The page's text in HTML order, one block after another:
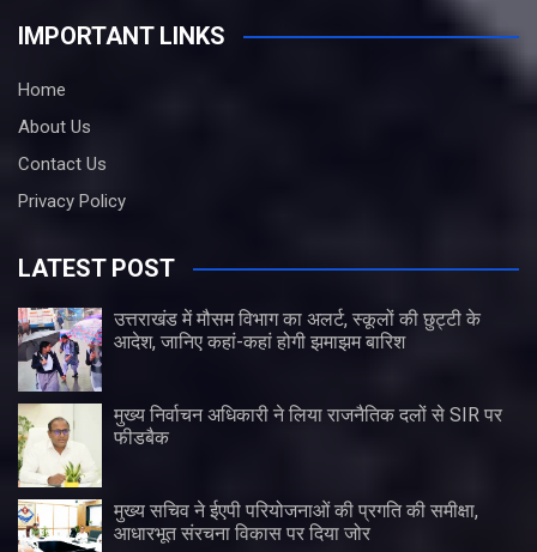
IMPORTANT LINKS
Home
About Us
Contact Us
Privacy Policy
LATEST POST
उत्तराखंड में मौसम विभाग का अलर्ट, स्कूलों की छुट्टी के
आदेश, जानिए कहां-कहां होगी झमाझम बारिश
मुख्य निर्वाचन अधिकारी ने लिया राजनैतिक दलों से SIR पर
फीडबैक
मुख्य सचिव ने ईएपी परियोजनाओं की प्रगति की समीक्षा,
आधारभूत संरचना विकास पर दिया जोर